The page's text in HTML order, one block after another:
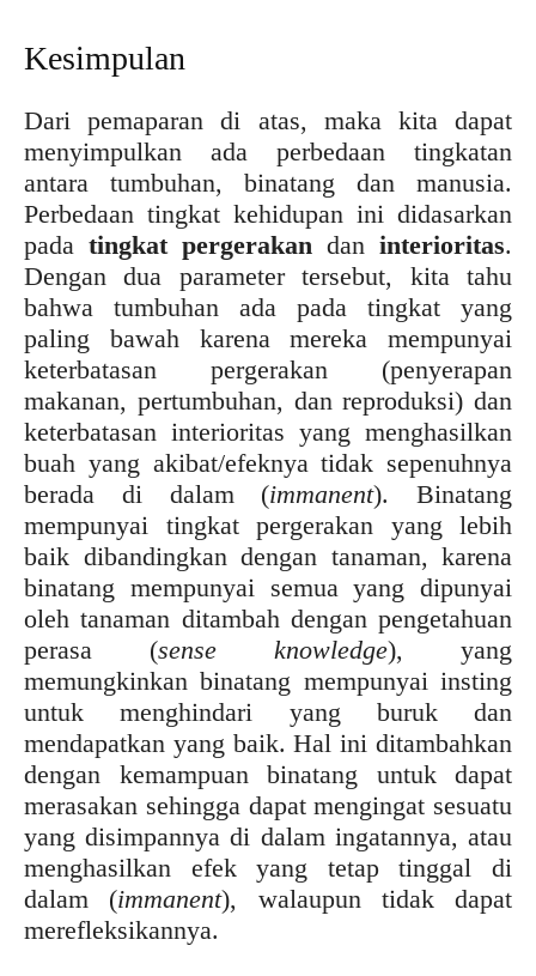
Kesimpulan
Dari pemaparan di atas, maka kita dapat
menyimpulkan ada perbedaan tingkatan
antara tumbuhan, binatang dan manusia.
Perbedaan tingkat kehidupan ini didasarkan
pada tingkat pergerakan dan interioritas.
Dengan dua parameter tersebut, kita tahu
bahwa tumbuhan ada pada tingkat yang
paling bawah karena mereka mempunyai
keterbatasan pergerakan (penyerapan
makanan, pertumbuhan, dan reproduksi) dan
keterbatasan interioritas yang menghasilkan
buah yang akibat/efeknya tidak sepenuhnya
berada di dalam (immanent). Binatang
mempunyai tingkat pergerakan yang lebih
baik dibandingkan dengan tanaman, karena
binatang mempunyai semua yang dipunyai
oleh tanaman ditambah dengan pengetahuan
perasa (sense knowledge), yang
memungkinkan binatang mempunyai insting
untuk menghindari yang buruk dan
mendapatkan yang baik. Hal ini ditambahkan
dengan kemampuan binatang untuk dapat
merasakan sehingga dapat mengingat sesuatu
yang disimpannya di dalam ingatannya, atau
menghasilkan efek yang tetap tinggal di
dalam (immanent), walaupun tidak dapat
merefleksikannya.